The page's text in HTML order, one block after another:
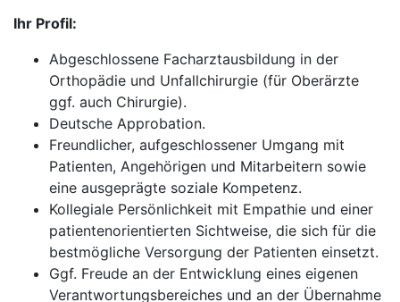
Ihr Profil:
Abgeschlossene Facharztausbildung in der
Orthopädie und Unfallchirurgie (für Oberärzte
ggf. auch Chirurgie).
Deutsche Approbation.
Freundlicher, aufgeschlossener Umgang mit
Patienten, Angehörigen und Mitarbeitern sowie
eine ausgeprägte soziale Kompetenz.
Kollegiale Persönlichkeit mit Empathie und einer
patientenorientierten Sichtweise, die sich für die
bestmögliche Versorgung der Patienten einsetzt.
Ggf. Freude an der Entwicklung eines eigenen
Verantwortungsbereiches und an der Übernahme